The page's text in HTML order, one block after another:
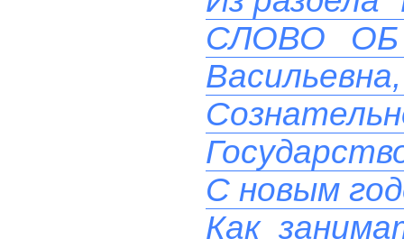
СЛОВО ОБ
С новым
Как